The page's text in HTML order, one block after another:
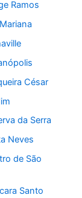
Ramos
César
da Serra
Neves
de São
Santo